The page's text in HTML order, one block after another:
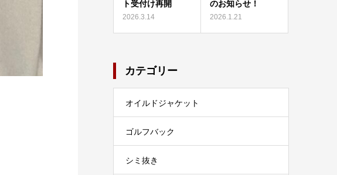
ト受付け再開
2026.3.14
のお知らせ！
2026.1.21
カテゴリー
オイルドジャケット
ゴルフバック
シミ抜き